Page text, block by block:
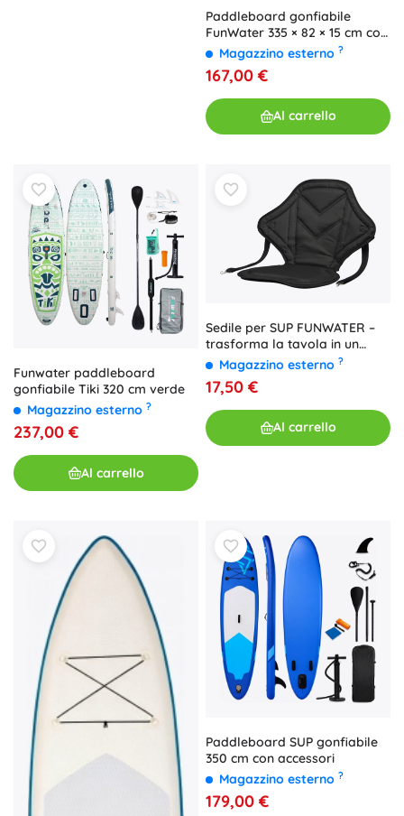
Paddleboard gonfiabile
FunWater 335 × 82 × 15 cm con
accessori
Magazzino esterno ?
167,00 €
Al carrello
Funwater paddleboard
gonfiabile Tiki 320 cm verde
Magazzino esterno ?
237,00 €
Al carrello
Sedile per SUP FUNWATER –
trasforma la tavola in un
comodo kayak
Magazzino esterno ?
17,50 €
Al carrello
Paddleboard SUP gonfiabile
350 cm con accessori
Magazzino esterno ?
179,00 €